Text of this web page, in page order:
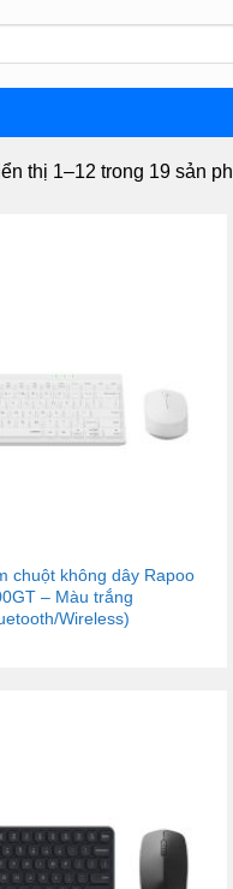
thị 1–12 trong 19 sản
chuột không dây Rapoo
– Màu trắng
Wireless)